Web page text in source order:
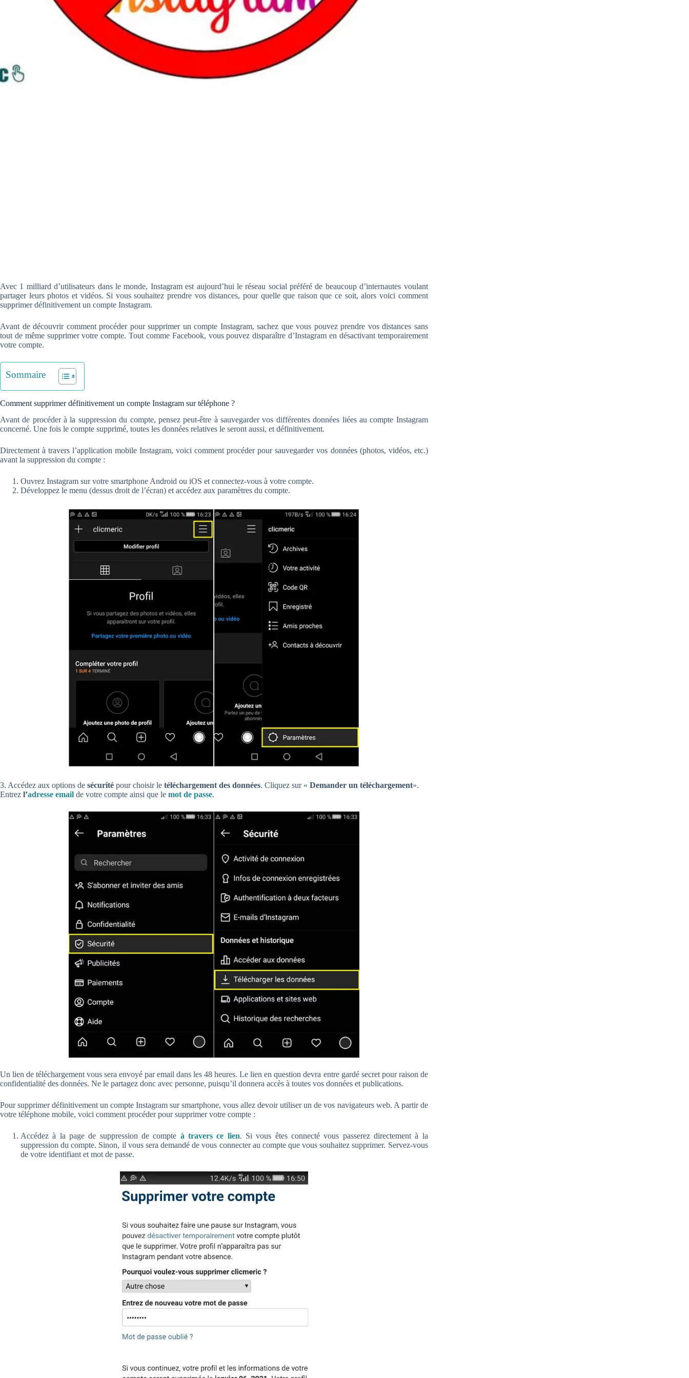
Avec 1 milliard d’utilisateurs dans le monde, Instagram est aujourd’hui le réseau social préféré de beaucoup d’internautes voulant
partager leurs photos et vidéos. Si vous souhaitez prendre vos distances, pour quelle que raison que ce soit, alors voici comment
supprimer définitivement un compte Instagram.
Avant de découvrir comment procéder pour supprimer un compte Instagram, sachez que vous pouvez prendre vos distances sans
tout de même supprimer votre compte. Tout comme Facebook, vous pouvez disparaître d’Instagram en désactivant temporairement
votre compte.
Sommaire
Comment supprimer définitivement un compte Instagram sur téléphone ?
Avant de procéder à la suppression du compte, pensez peut-être à sauvegarder vos différentes données liées au compte Instagram
concerné. Une fois le compte supprimé, toutes les données relatives le seront aussi, et définitivement.
Directement à travers l’application mobile Instagram, voici comment procéder pour sauvegarder vos données (photos, vidéos, etc.)
avant la suppression du compte :
Ouvrez Instagram sur votre smartphone Android ou iOS et connectez-vous à votre compte.
Développez le menu (dessus droit de l’écran) et accédez aux paramètres du compte.
3. Accédez aux options de sécurité pour choisir le téléchargement des données. Cliquez sur « Demander un téléchargement».
Entrez l’adresse email de votre compte ainsi que le mot de passe.
Un lien de téléchargement vous sera envoyé par email dans les 48 heures. Le lien en question devra entre gardé secret pour raison de
confidentialité des données. Ne le partagez donc avec personne, puisqu’il donnera accès à toutes vos données et publications.
Pour supprimer définitivement un compte Instagram sur smartphone, vous allez devoir utiliser un de vos navigateurs web. A partir de
votre téléphone mobile, voici comment procéder pour supprimer votre compte :
Accédez à la page de suppression de compte à travers ce lien. Si vous êtes connecté vous passerez directement à la
suppression du compte. Sinon, il vous sera demandé de vous connecter au compte que vous souhaitez supprimer. Servez-vous
de votre identifiant et mot de passe.